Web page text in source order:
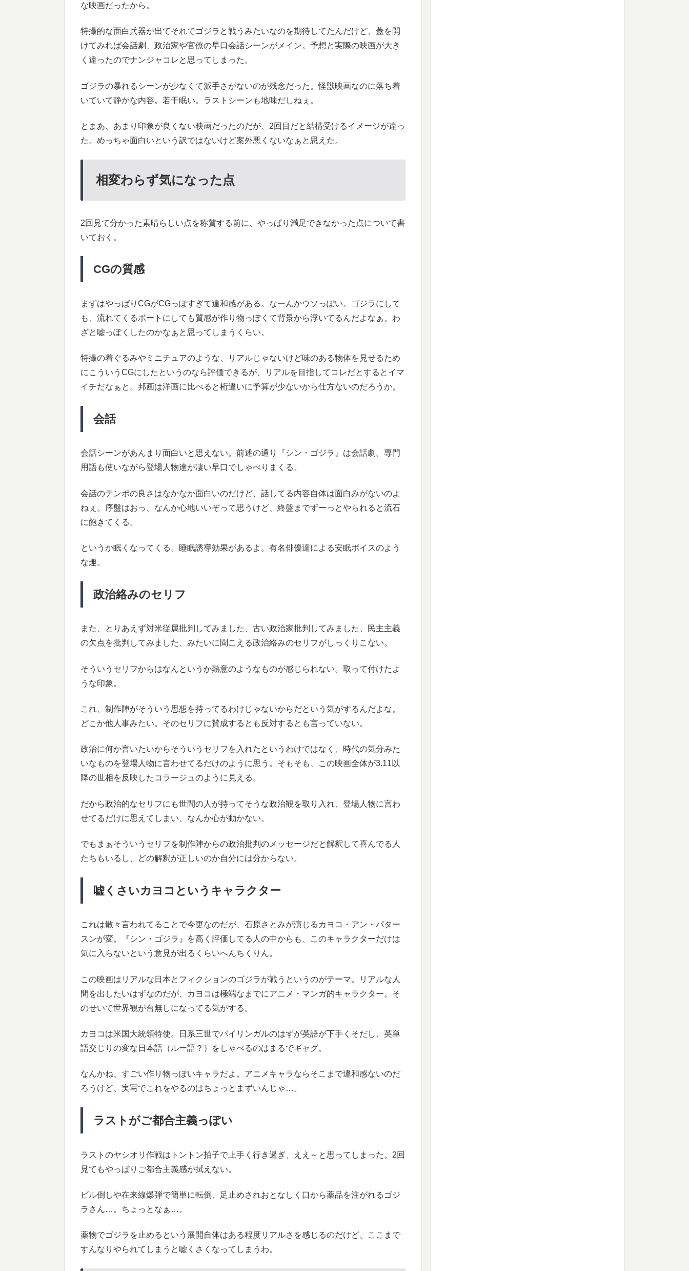
な映画だったから。
特撮的な面白兵器が出てそれでゴジラと戦うみたいなのを期待してたんだけど、蓋を開
けてみれば会話劇、政治家や官僚の早口会話シーンがメイン。予想と実際の映画が大き
く違ったのでナンジャコレと思ってしまった。
ゴジラの暴れるシーンが少なくて派手さがないのが残念だった。怪獣映画なのに落ち着
いていて静かな内容。若干眠い。ラストシーンも地味だしねぇ。
とまあ、あまり印象が良くない映画だったのだが、2回目だと結構受けるイメージが違っ
た。めっちゃ面白いという訳ではないけど案外悪くないなぁと思えた。
相変わらず気になった点
2回見て分かった素晴らしい点を称賛する前に、やっぱり満足できなかった点について書
いておく。
CGの質感
まずはやっぱりCGがCGっぽすぎて違和感がある。なーんかウソっぽい。ゴジラにして
も、流れてくるボートにしても質感が作り物っぽくて背景から浮いてるんだよなぁ。わ
ざと嘘っぽくしたのかなぁと思ってしまうくらい。
特撮の着ぐるみやミニチュアのような、リアルじゃないけど味のある物体を見せるため
にこういうCGにしたというのなら評価できるが、リアルを目指してコレだとするとイマ
イチだなぁと。邦画は洋画に比べると桁違いに予算が少ないから仕方ないのだろうか。
会話
会話シーンがあんまり面白いと思えない。前述の通り『シン・ゴジラ』は会話劇。専門
用語も使いながら登場人物達が凄い早口でしゃべりまくる。
会話のテンポの良さはなかなか面白いのだけど、話してる内容自体は面白みがないのよ
ねぇ。序盤はおっ、なんか心地いいぞって思うけど、終盤までずーっとやられると流石
に飽きてくる。
というか眠くなってくる。睡眠誘導効果があるよ。有名俳優達による安眠ボイスのよう
な趣。
政治絡みのセリフ
また、とりあえず対米従属批判してみました、古い政治家批判してみました、民主主義
の欠点を批判してみました、みたいに聞こえる政治絡みのセリフがしっくりこない。
そういうセリフからはなんというか熱意のようなものが感じられない。取って付けたよ
うな印象。
これ、制作陣がそういう思想を持ってるわけじゃないからだという気がするんだよな。
どこか他人事みたい。そのセリフに賛成するとも反対するとも言っていない。
政治に何か言いたいからそういうセリフを入れたというわけではなく、時代の気分みた
いなものを登場人物に言わせてるだけのように思う。そもそも、この映画全体が3.11以
降の世相を反映したコラージュのように見える。
だから政治的なセリフにも世間の人が持ってそうな政治観を取り入れ、登場人物に言わ
せてるだけに思えてしまい、なんか心が動かない。
でもまぁそういうセリフを制作陣からの政治批判のメッセージだと解釈して喜んでる人
たちもいるし、どの解釈が正しいのか自分には分からない。
嘘くさいカヨコというキャラクター
これは散々言われてることで今更なのだが、石原さとみが演じるカヨコ・アン・パター
スンが変。『シン・ゴジラ』を高く評価してる人の中からも、このキャラクターだけは
気に入らないという意見が出るくらいへんちくりん。
この映画はリアルな日本とフィクションのゴジラが戦うというのがテーマ。リアルな人
間を出したいはずなのだが、カヨコは極端なまでにアニメ・マンガ的キャラクター。そ
のせいで世界観が台無しになってる気がする。
カヨコは米国大統領特使。日系三世でバイリンガルのはずが英語が下手くそだし、英単
語交じりの変な日本語（ルー語？）をしゃべるのはまるでギャグ。
なんかね、すごい作り物っぽいキャラだよ。アニメキャラならそこまで違和感ないのだ
ろうけど、実写でこれをやるのはちょっとまずいんじゃ…。
ラストがご都合主義っぽい
ラストのヤシオリ作戦はトントン拍子で上手く行き過ぎ、ええ～と思ってしまった。2回
見てもやっぱりご都合主義感が拭えない。
ビル倒しや在来線爆弾で簡単に転倒、足止めされおとなしく口から薬品を注がれるゴジ
ラさん…。ちょっとなぁ…。
薬物でゴジラを止めるという展開自体はある程度リアルさを感じるのだけど、ここまで
すんなりやられてしまうと嘘くさくなってしまうわ。